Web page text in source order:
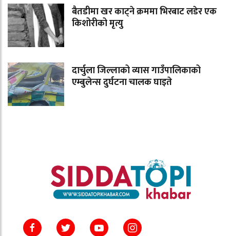
बैतडीमा खर काट्ने क्रममा भिरबाट लडेर एक
किशोरीको मृत्यु
दार्चुला जिल्लाको व्यास गाउँपालिकाको
एम्बुलेन्स दुर्घटना चालक घाइते